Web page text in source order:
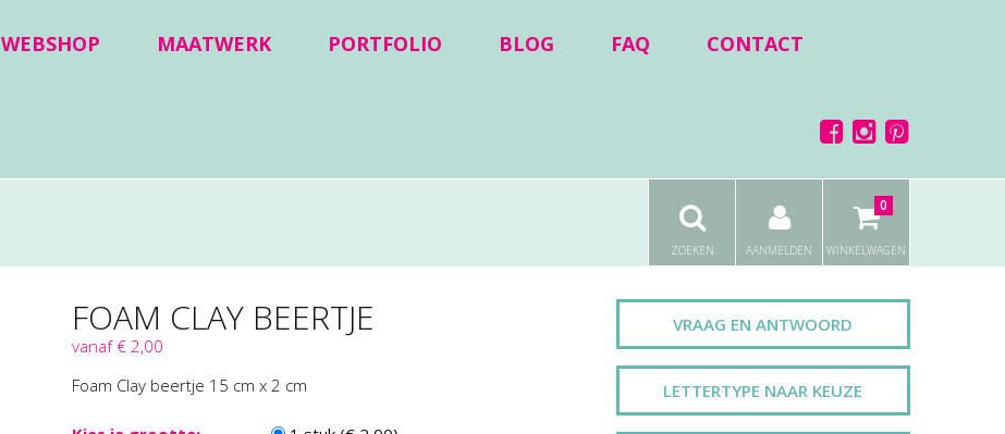
WEBSHOP MAATWERK PORTFOLIO BLOG FAQ CONTACT
ZOEKEN AANMELDEN WINKELWAGEN
0
FOAM CLAY BEERTJE
vanaf € 2,00
Foam Clay beertje 15 cm x 2 cm
VRAAG EN ANTWOORD
LETTERTYPE NAAR KEUZE